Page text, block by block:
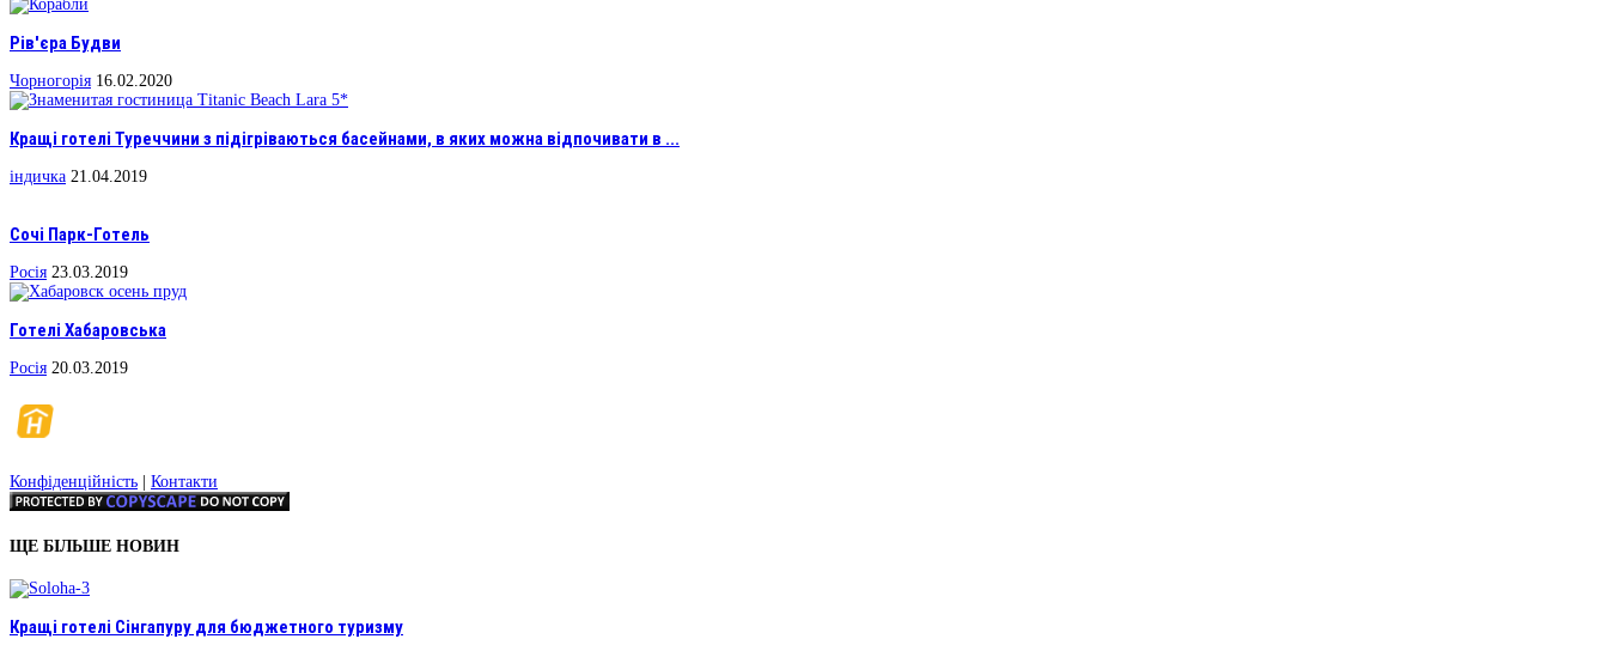
Рів'єра Будви
Чорногорія 16.02.2020
Кращі готелі Туреччини з підігріваються басейнами, в яких можна відпочивати в ...
індичка 21.04.2019
Сочі Парк-Готель
Росія 23.03.2019
Готелі Хабаровська
Росія 20.03.2019
Конфіденційність | Контакти
ЩЕ БІЛЬШЕ НОВИН
Кращі готелі Сінгапуру для бюджетного туризму